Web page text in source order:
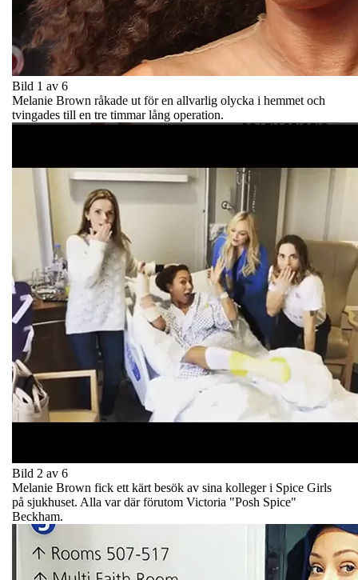
Bild 1 av 6
Melanie Brown råkade ut för en allvarlig olycka i hemmet och
tvingades till en tre timmar lång operation.
Bild 2 av 6
Melanie Brown fick ett kärt besök av sina kolleger i Spice Girls
på sjukhuset. Alla var där förutom Victoria "Posh Spice"
Beckham.